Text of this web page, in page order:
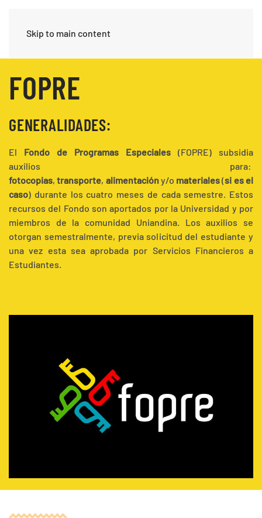
Skip to main content
FOPRE
GENERALIDADES:
El Fondo de Programas Especiales (FOPRE) subsidia
auxilios para:
fotocopias,transporte, alimentacióny/o materiales(si es el
caso) durante los cuatro meses de cada semestre.​ Estos
recursos del Fondo son aportados por la Universidad y por
miembros de la comunidad Uniandina. Los auxilios se
otorgan semestralmente, previa solicitud del estudiante y
una vez esta sea aprobada por Servicios Financieros a
Estudiantes.